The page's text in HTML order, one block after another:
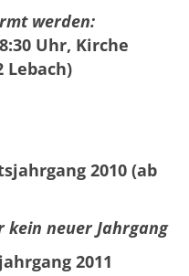
werden:
Uhr, Kirche
Lebach)
2010 (ab
kein neuer Jahrgang
2011